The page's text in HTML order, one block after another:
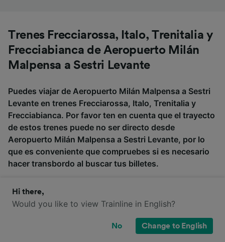
Trenes Frecciarossa, Italo, Trenitalia y
Frecciabianca de Aeropuerto Milán
Malpensa a Sestri Levante
Puedes viajar de Aeropuerto Milán Malpensa a Sestri
Levante en trenes Frecciarossa, Italo, Trenitalia y
Frecciabianca. Por favor ten en cuenta que el trayecto
de estos trenes puede no ser directo desde
Aeropuerto Milán Malpensa a Sestri Levante, por lo
que es conveniente que compruebes si es necesario
hacer transbordo al buscar tus billetes.
Frecciarossa Italo Trenitalia
Frecciabian
Hi there,
Would you like to view Trainline in English?
No Change to English